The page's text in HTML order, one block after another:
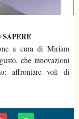
a cura di Miriam
che innovazioni
affrontare voli di